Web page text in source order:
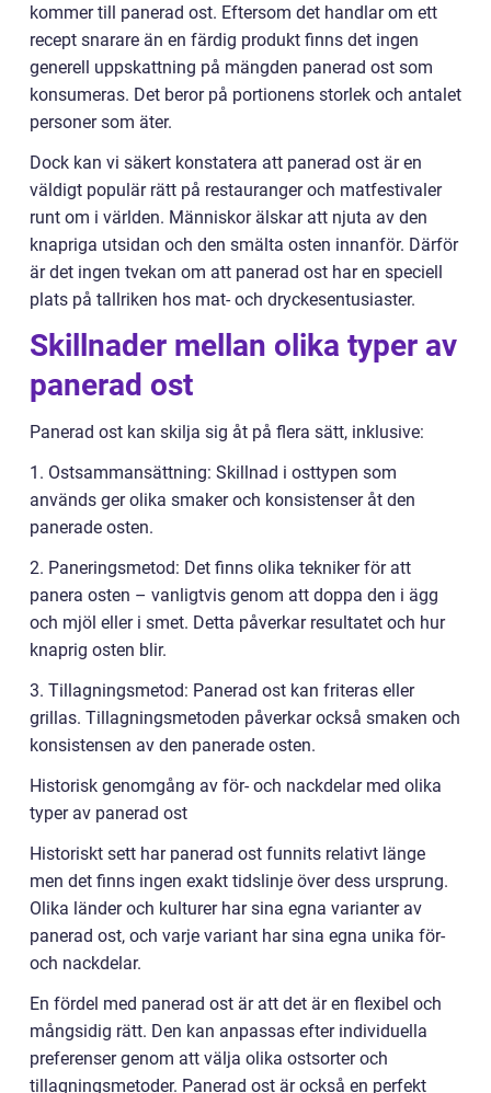
kommer till panerad ost. Eftersom det handlar om ett
recept snarare än en färdig produkt finns det ingen
generell uppskattning på mängden panerad ost som
konsumeras. Det beror på portionens storlek och antalet
personer som äter.
Dock kan vi säkert konstatera att panerad ost är en
väldigt populär rätt på restauranger och matfestivaler
runt om i världen. Människor älskar att njuta av den
knapriga utsidan och den smälta osten innanför. Därför
är det ingen tvekan om att panerad ost har en speciell
plats på tallriken hos mat- och dryckesentusiaster.
Skillnader mellan olika typer av
panerad ost
Panerad ost kan skilja sig åt på flera sätt, inklusive:
1. Ostsammansättning: Skillnad i osttypen som
används ger olika smaker och konsistenser åt den
panerade osten.
2. Paneringsmetod: Det finns olika tekniker för att
panera osten – vanligtvis genom att doppa den i ägg
och mjöl eller i smet. Detta påverkar resultatet och hur
knaprig osten blir.
3. Tillagningsmetod: Panerad ost kan friteras eller
grillas. Tillagningsmetoden påverkar också smaken och
konsistensen av den panerade osten.
Historisk genomgång av för- och nackdelar med olika
typer av panerad ost
Historiskt sett har panerad ost funnits relativt länge
men det finns ingen exakt tidslinje över dess ursprung.
Olika länder och kulturer har sina egna varianter av
panerad ost, och varje variant har sina egna unika för-
och nackdelar.
En fördel med panerad ost är att det är en flexibel och
mångsidig rätt. Den kan anpassas efter individuella
preferenser genom att välja olika ostsorter och
tillagningsmetoder. Panerad ost är också en perfekt